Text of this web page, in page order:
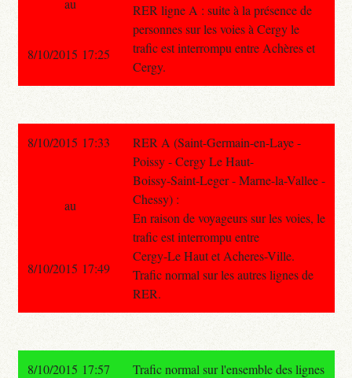
RER ligne A : suite à la présence de
personnes sur les voies à Cergy le
trafic est interrompu entre Achères et
Cergy.
au
8/10/2015 17:25
8/10/2015 17:33
RER A (Saint-Germain-en-Laye -
Poissy - Cergy Le Haut-
Boissy-Saint-Leger - Marne-la-Vallee -
Chessy) :
En raison de voyageurs sur les voies, le
trafic est interrompu entre
Cergy-Le Haut et Acheres-Ville.
Trafic normal sur les autres lignes de
RER.
au
8/10/2015 17:49
8/10/2015 17:57
Trafic normal sur l'ensemble des lignes